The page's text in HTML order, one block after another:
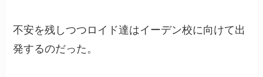
不安を残しつつロイド達はイーデン校に向けて出
発するのだった。